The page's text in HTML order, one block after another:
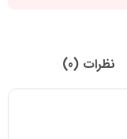
نظرات (0)